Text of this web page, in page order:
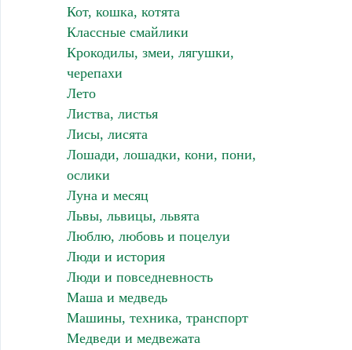
Кот, кошка, котята
Классные смайлики
Крокодилы, змеи, лягушки,
черепахи
Лето
Листва, листья
Лисы, лисята
Лошади, лошадки, кони, пони,
ослики
Луна и месяц
Львы, львицы, львята
Люблю, любовь и поцелуи
Люди и история
Люди и повседневность
Маша и медведь
Машины, техника, транспорт
Медведи и медвежата